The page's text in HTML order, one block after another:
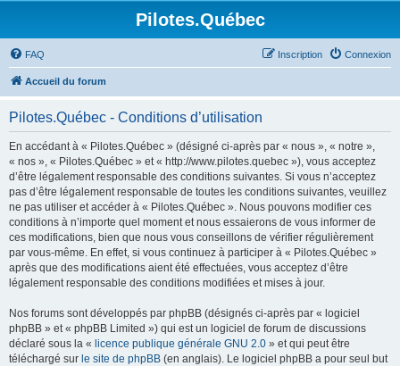
Pilotes.Québec
FAQ Connexion
Inscription
Accueil du forum
Pilotes.Québec - Conditions d’utilisation
En accédant à « Pilotes.Québec » (désigné ci-après par « nous », « notre »,
« nos », « Pilotes.Québec » et « http://www.pilotes.quebec »), vous acceptez
d’être légalement responsable des conditions suivantes. Si vous n’acceptez
pas d’être légalement responsable de toutes les conditions suivantes, veuillez
ne pas utiliser et accéder à « Pilotes.Québec ». Nous pouvons modifier ces
conditions à n’importe quel moment et nous essaierons de vous informer de
ces modifications, bien que nous vous conseillons de vérifier régulièrement
par vous-même. En effet, si vous continuez à participer à « Pilotes.Québec »
après que des modifications aient été effectuées, vous acceptez d’être
légalement responsable des conditions modifiées et mises à jour.
Nos forums sont développés par phpBB (désignés ci-après par « logiciel
phpBB » et « phpBB Limited ») qui est un logiciel de forum de discussions
déclaré sous la « licence publique générale GNU 2.0 » et qui peut être
téléchargé sur le site de phpBB (en anglais). Le logiciel phpBB a pour seul but